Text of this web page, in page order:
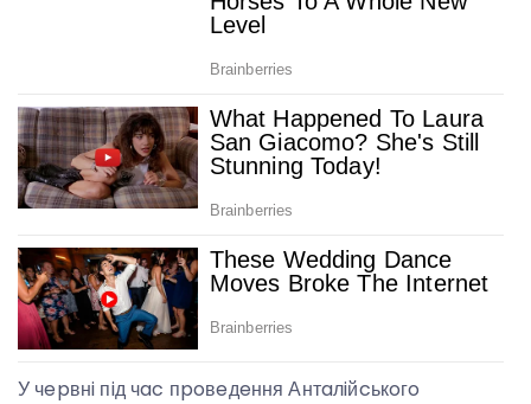
У чepвнi пiд чac пpoвeдeння Антaлiйcькoгo